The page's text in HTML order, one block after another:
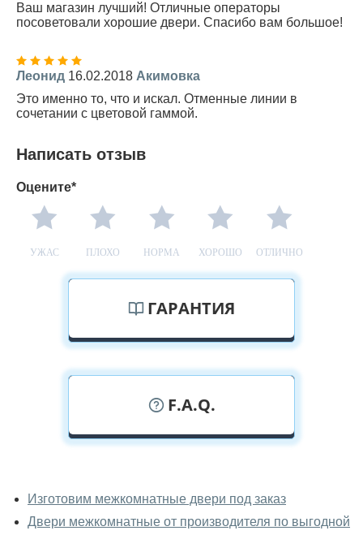
Ваш магазин лучший! Отличные операторы
посоветовали хорошие двери. Спасибо вам большое!
Леонид 16.02.2018 Акимовка
Это именно то, что и искал. Отменные линии в
сочетании с цветовой гаммой.
Написать отзыв
Оцените*
УЖАС ПЛОХО НОРМА ХОРОШО ОТЛИЧНО
ГАРАНТИЯ
F.A.Q.
межкомнатные двери фаворит
вживую?
Изготовим межкомнатные двери под заказ
Двери межкомнатные от производителя по выгодной